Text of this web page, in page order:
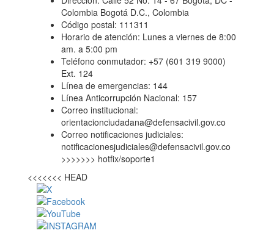
Colombia Bogotá D.C., Colombia
Código postal: 111311
Horario de atención: Lunes a viernes de 8:00
am. a 5:00 pm
Teléfono conmutador: +57 (601 319 9000)
Ext. 124
Línea de emergencias: 144
Línea Anticorrupción Nacional: 157
Correo institucional:
orientacionciudadana@defensacivil.gov.co
Correo notificaciones judiciales:
notificacionesjudiciales@defensacivil.gov.co
>>>>>>> hotfix/soporte1
<<<<<<< HEAD